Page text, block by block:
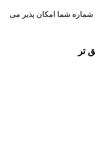
شما امکان پذیر می
تر